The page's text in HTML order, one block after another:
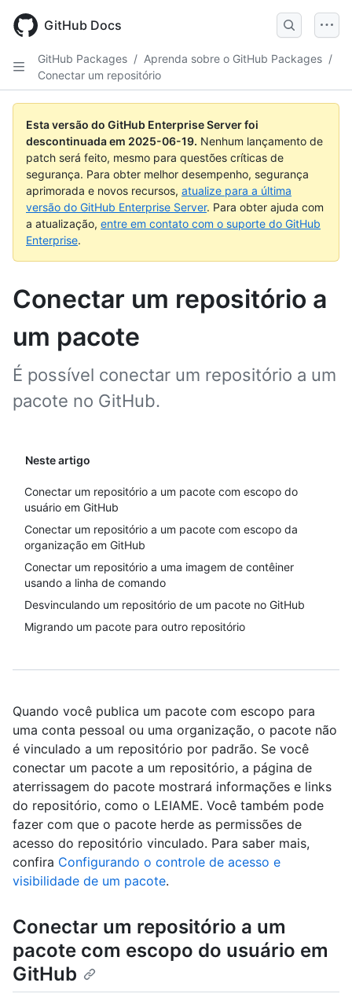
main
GitHub Docs
GitHub Packages / Aprenda sobre o GitHub Packages /
Conectar um repositório
Esta versão do GitHub Enterprise Server foi
descontinuada em 2025-06-19. Nenhum lançamento de
patch será feito, mesmo para questões críticas de
segurança. Para obter melhor desempenho, segurança
aprimorada e novos recursos, atualize para a última
versão do GitHub Enterprise Server. Para obter ajuda com
a atualização, entre em contato com o suporte do GitHub
Enterprise.
Conectar um repositório a
um pacote
É possível conectar um repositório a um
pacote no GitHub.
Neste artigo
Conectar um repositório a um pacote com escopo do
usuário em GitHub
Conectar um repositório a um pacote com escopo da
organização em GitHub
Conectar um repositório a uma imagem de contêiner
usando a linha de comando
Desvinculando um repositório de um pacote no GitHub
Migrando um pacote para outro repositório
Quando você publica um pacote com escopo para
uma conta pessoal ou uma organização, o pacote não
é vinculado a um repositório por padrão. Se você
conectar um pacote a um repositório, a página de
aterrissagem do pacote mostrará informações e links
do repositório, como o LEIAME. Você também pode
fazer com que o pacote herde as permissões de
acesso do repositório vinculado. Para saber mais,
confira Configurando o controle de acesso e
visibilidade de um pacote.
Conectar um repositório a um
pacote com escopo do usuário em
GitHub